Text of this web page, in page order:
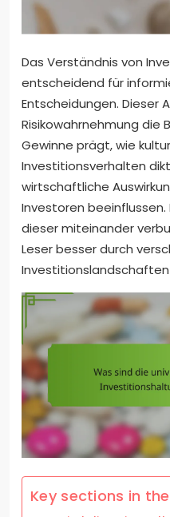
Das Verständnis von
entscheidend für
Entscheidungen. Dieser
Risikowahrnehmung die
Gewinne prägt, wie
Investitionsverhalten
wirtschaftliche
Investoren
dieser miteinander
Leser besser durch
Investitionslandschaften
Key sections in